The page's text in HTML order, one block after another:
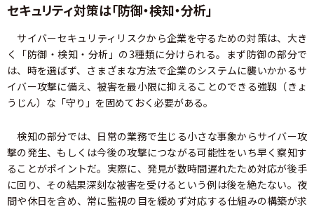
セキュリティ対策は「防御・検知・分析」
サイバーセキュリティリスクから企業を守るための対策は、大き
く「防御・検知・分析」の3種類に分けられる。まず防御の部分で
は、時を選ばず、さまざまな方法で企業のシステムに襲いかかるサ
イバー攻撃に備え、被害を最小限に抑えることのできる強靱（きょ
うじん）な「守り」を固めておく必要がある。
検知の部分では、日常の業務で生じる小さな事象からサイバー攻
撃の発生、もしくは今後の攻撃につながる可能性をいち早く察知す
ることがポイントだ。実際に、発見が数時間遅れたため対応が後手
に回り、その結果深刻な被害を受けるという例は後を絶たない。夜
間や休日を含め、常に監視の目を緩めず対応する仕組みの構築が求